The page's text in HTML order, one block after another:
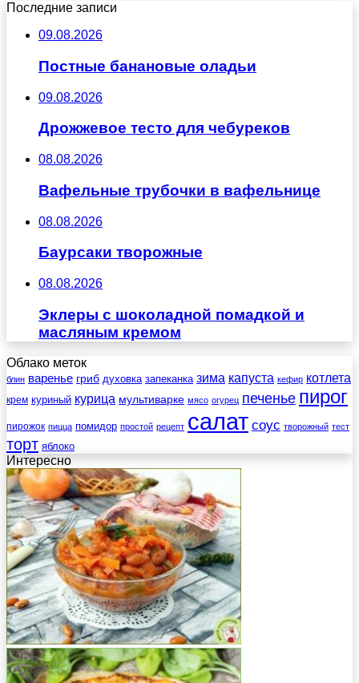
Последние записи
09.08.2026
Постные банановые оладьи
09.08.2026
Дрожжевое тесто для чебуреков
08.08.2026
Вафельные трубочки в вафельнице
08.08.2026
Баурсаки творожные
08.08.2026
Эклеры с шоколадной помадкой и
масляным кремом
Облако меток
блин варенье гриб духовка запеканка зима капуста кефир котлета
крем куриный курица мультиварке мясо огурец печенье пирог
пирожок пицца помидор простой рецепт салат соус творожный тест
торт яблоко
Интересно